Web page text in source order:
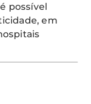
possível
em